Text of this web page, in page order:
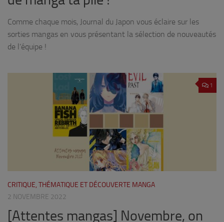
Comme chaque mois, Journal du Japon vous éclaire sur les
sorties mangas en vous présentant la sélection de nouveautés
de l’équipe !
1
CRITIQUE, THÉMATIQUE ET DÉCOUVERTE MANGA
2 NOVEMBRE 2022
[Attentes mangas] Novembre, on